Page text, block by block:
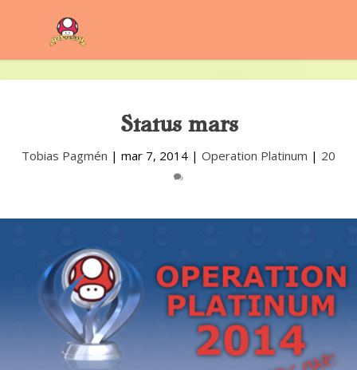
Status mars
Tobias Pagmén | mar 7, 2014 | Operation Platinum | 20